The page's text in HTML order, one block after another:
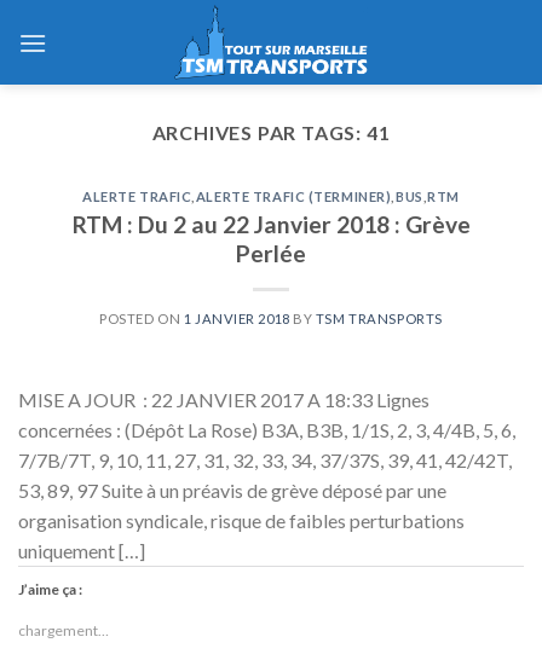
ARCHIVES PAR TAGS: 41
ALERTE TRAFIC ALERTE TRAFIC (TERMINER) BUS ,RTM
RTM : Du 2 au 22 Janvier 2018 : Grève
Perlée
POSTED ON 1 JANVIER 2018 BY TSM TRANSPORTS
MISE A JOUR : 22 JANVIER 2017 A 18:33 Lignes
concernées : (Dépôt La Rose) B3A, B3B, 1/1S, 2, 3, 4/4B, 5, 6,
7/7B/7T, 9, 10, 11, 27, 31, 32, 33, 34, 37/37S, 39, 41, 42/42T,
53, 89, 97 Suite à un préavis de grève déposé par une
organisation syndicale, risque de faibles perturbations
uniquement […]
J’aime ça :
chargement…